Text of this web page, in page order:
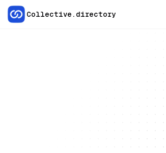
Collective.directory